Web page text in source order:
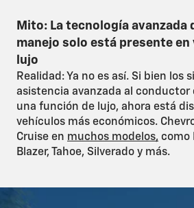
Mito: La tecnología avanzada
manejo solo está presente en
lujo
Realidad: Ya no es así. Si bien los
asistencia avanzada al conductor
una función de lujo, ahora está
vehículos más económicos.
Cruise en muchos modelos, como
Blazer, Tahoe, Silverado y más.